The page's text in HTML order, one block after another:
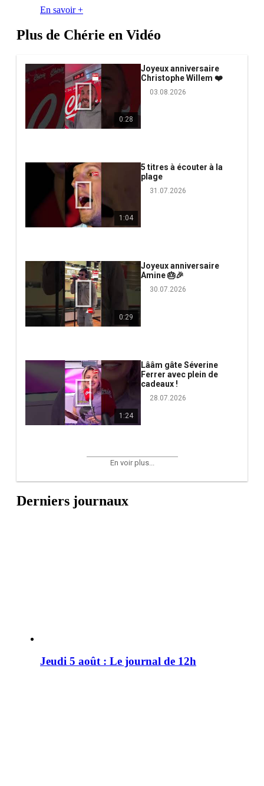
En savoir +
Plus de Chérie en Vidéo
0:28
Joyeux anniversaire
Christophe Willem ❤️
03.08.2026
1:04
5 titres à écouter à la
plage
31.07.2026
0:29
Joyeux anniversaire
Amine 🎂🎉
30.07.2026
1:24
Lââm gâte Séverine
Ferrer avec plein de
cadeaux !
28.07.2026
En voir plus...
Derniers journaux
Jeudi 5 août : Le journal de 12h